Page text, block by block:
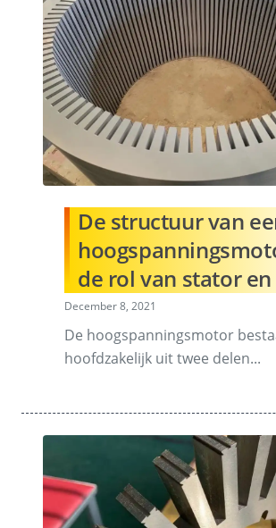
De structuur van
de rol van stator
December 8, 2021
De hoogspanningsmotor
hoofdzakelijk uit twee delen...